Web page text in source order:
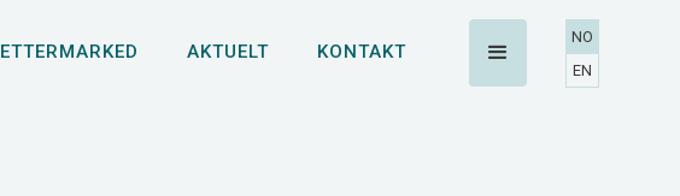
ETTERMARKED AKTUELT KONTAKT
NO
EN